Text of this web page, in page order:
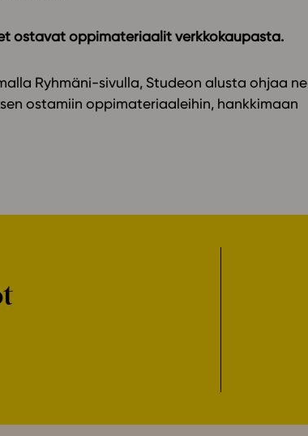
ostavat oppimateriaalit verkkokaupasta.
Ryhmäni-sivulla, Studeon alusta ohjaa ne
ostamiin oppimateriaaleihin, hankkimaan